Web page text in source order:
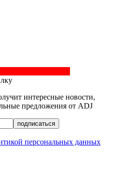
интересные новости,
предложения от ADJ
подписаться
персональных данных